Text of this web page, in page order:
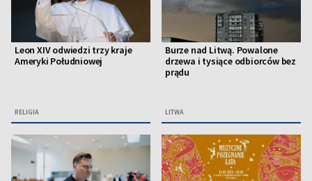
Leon XIV odwiedzi trzy kraje
Ameryki Południowej
RELIGIA
Burze nad Litwą. Powalone
drzewa i tysiące odbiorców bez
prądu
LITWA